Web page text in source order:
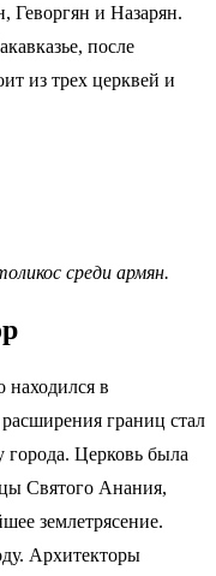
Геворгян и Назарян.
после
из трех церквей и
среди армян.
находился в
границ стал
города. Церковь была
Святого Анания,
землетрясение.
Архитекторы